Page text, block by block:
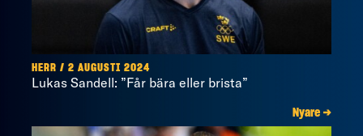
HERR / 2 AUGUSTI 2024
Lukas Sandell: ”Får bära eller brista”
Nyare →